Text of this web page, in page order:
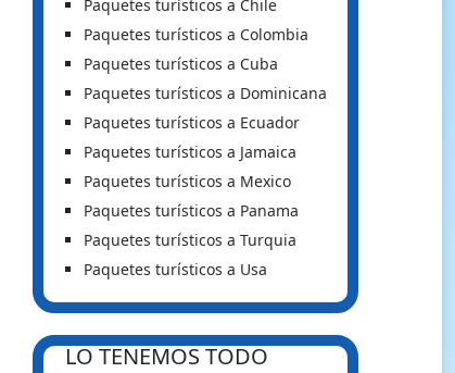
Paquetes turísticos a Chile
Paquetes turísticos a Colombia
Paquetes turísticos a Cuba
Paquetes turísticos a Dominicana
Paquetes turísticos a Ecuador
Paquetes turísticos a Jamaica
Paquetes turísticos a Mexico
Paquetes turísticos a Panama
Paquetes turísticos a Turquia
Paquetes turísticos a Usa
LO TENEMOS TODO